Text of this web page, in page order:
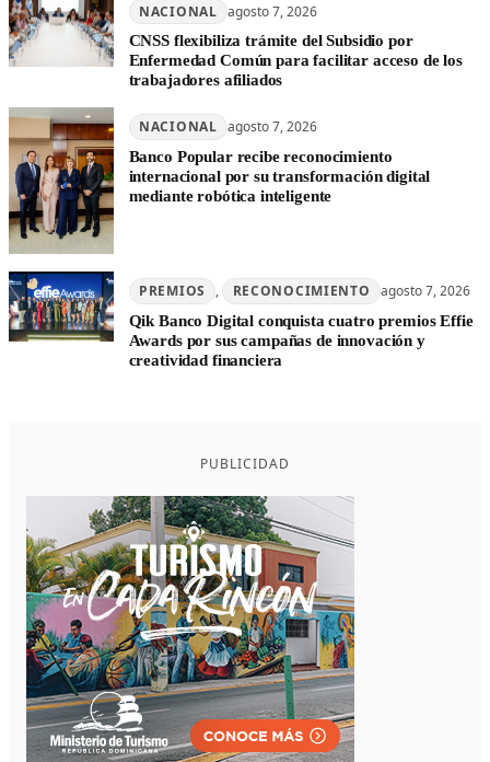
NACIONAL agosto 7, 2026
CNSS flexibiliza trámite del Subsidio por
Enfermedad Común para facilitar acceso de los
trabajadores afiliados
NACIONAL agosto 7, 2026
Banco Popular recibe reconocimiento
internacional por su transformación digital
mediante robótica inteligente
PREMIOS , RECONOCIMIENTO agosto 7, 2026
Qik Banco Digital conquista cuatro premios Effie
Awards por sus campañas de innovación y
creatividad financiera
PUBLICIDAD